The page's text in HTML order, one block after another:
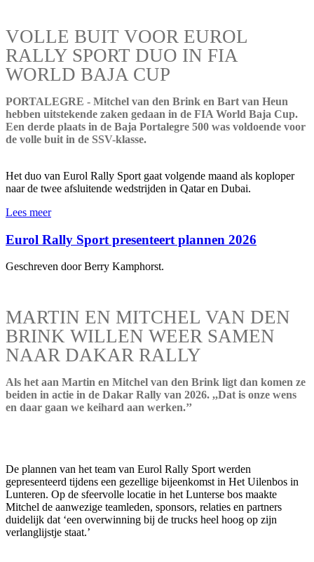
VOLLE BUIT VOOR EUROL
RALLY SPORT DUO IN FIA
WORLD BAJA CUP
PORTALEGRE - Mitchel van den Brink en Bart van Heun
hebben uitstekende zaken gedaan in de FIA World Baja Cup.
Een derde plaats in de Baja Portalegre 500 was voldoende voor
de volle buit in de SSV-klasse.
Het duo van Eurol Rally Sport gaat volgende maand als koploper
naar de twee afsluitende wedstrijden in Qatar en Dubai.
Lees meer
Eurol Rally Sport presenteert plannen 2026
Geschreven door Berry Kamphorst.
MARTIN EN MITCHEL VAN DEN
BRINK WILLEN WEER SAMEN
NAAR DAKAR RALLY
Als het aan Martin en Mitchel van den Brink ligt dan komen ze
beiden in actie in de Dakar Rally van 2026. ,,Dat is onze wens
en daar gaan we keihard aan werken.’’
De plannen van het team van Eurol Rally Sport werden
gepresenteerd tijdens een gezellige bijeenkomst in Het Uilenbos in
Lunteren. Op de sfeervolle locatie in het Lunterse bos maakte
Mitchel de aanwezige teamleden, sponsors, relaties en partners
duidelijk dat ‘een overwinning bij de trucks heel hoog op zijn
verlanglijstje staat.’